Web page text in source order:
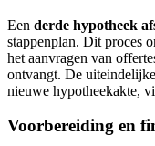
Een derde hypotheek
stappenplan. Dit proces
het aanvragen van
ontvangt. De
nieuwe hypotheekakte,
Voorbereiding en